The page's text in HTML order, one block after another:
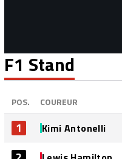
F1 Stand
POS. COUREUR
1 Kimi Antonelli